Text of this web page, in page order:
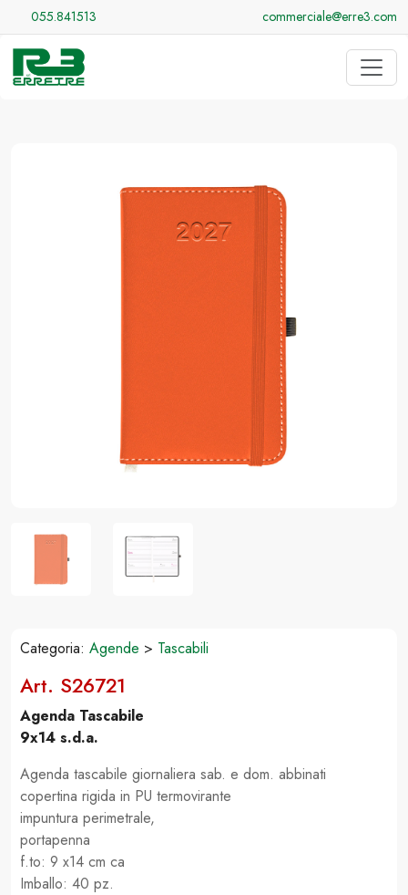
055.841513 commerciale@erre3.com
Categoria: Agende > Tascabili
Art. S26721
Agenda Tascabile
9x14 s.d.a.
Agenda tascabile giornaliera sab. e dom. abbinati
copertina rigida in PU termovirante
impuntura perimetrale,
portapenna
f.to: 9 x14 cm ca
Imballo: 40 pz.